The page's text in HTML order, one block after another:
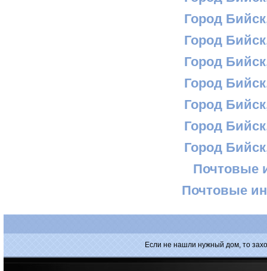
Город
Город
Город
Город
Город
Город
Город
Почтовые
Почтовые
Если не нашли нужный дом, то